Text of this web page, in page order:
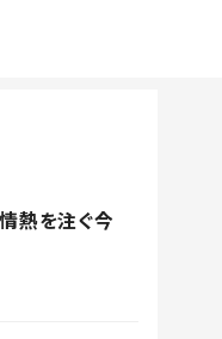
熱を注ぐ今